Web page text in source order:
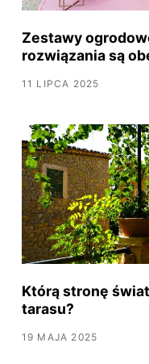
Zestawy
rozwiązania są
11 LIPCA 2025
Którą stronę
tarasu?
19 MAJA 2025